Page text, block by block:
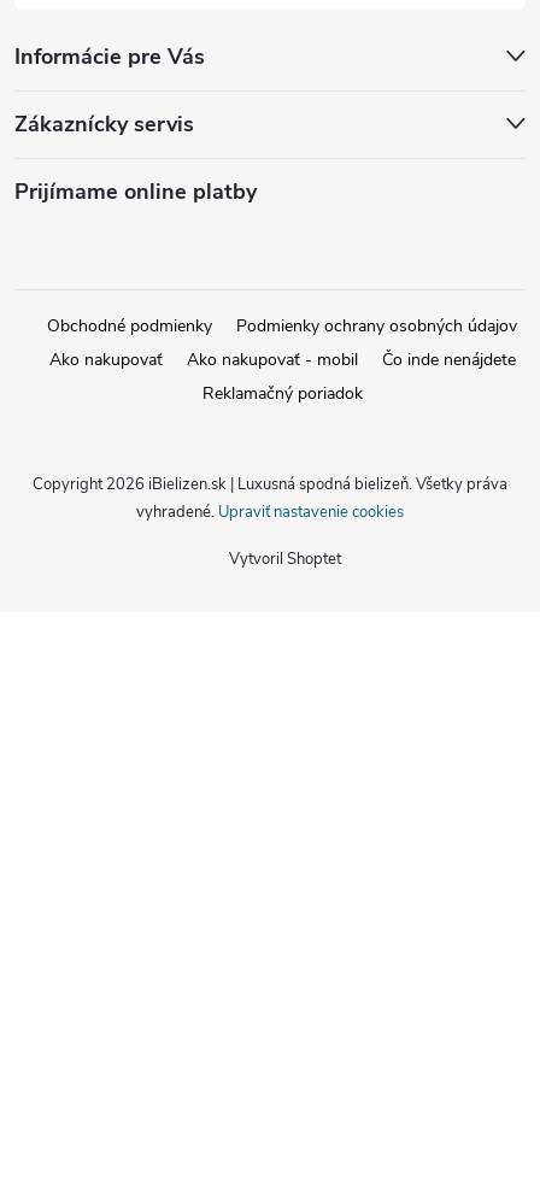
Informácie pre Vás
Zákaznícky servis
Prijímame online platby
Obchodné podmienky
Podmienky ochrany osobných údajov
Ako nakupovať
Ako nakupovať - mobil
Čo inde nenájdete
Reklamačný poriadok
Vytvoril Shoptet
Copyright 2026 iBielizen.sk | Luxusná spodná bielizeň. Všetky práva
vyhradené. Upraviť nastavenie cookies